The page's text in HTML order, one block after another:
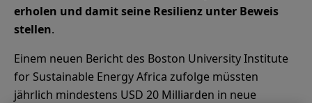
erholen und damit seine Resilienz unter Beweis
stellen.
Einem neuen Bericht des Boston University Institute
for Sustainable Energy Africa zufolge müssten
jährlich mindestens USD 20 Milliarden in neue